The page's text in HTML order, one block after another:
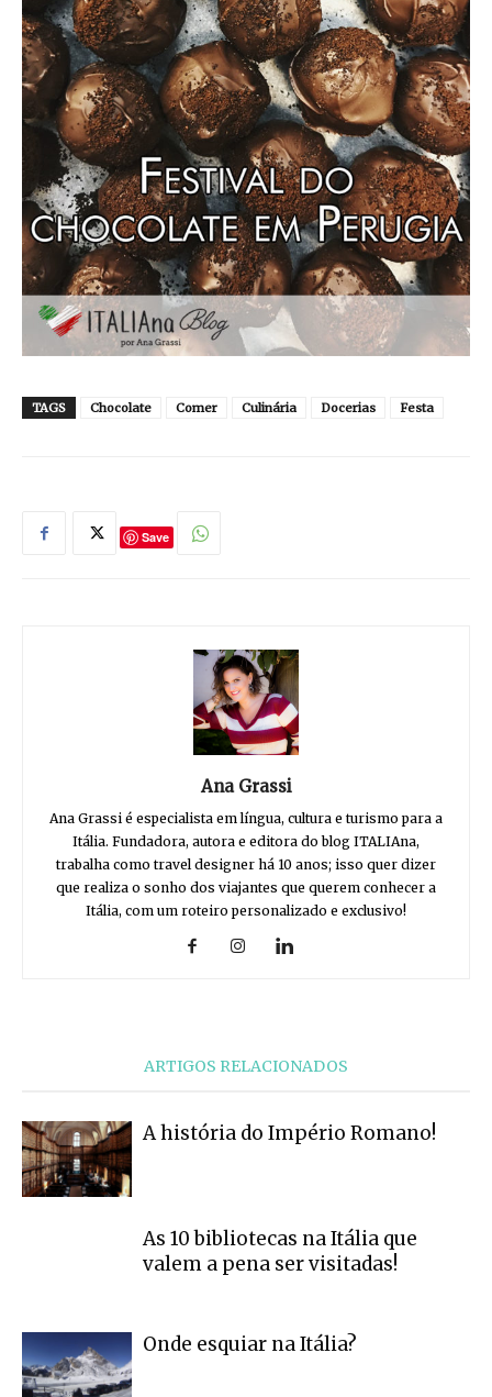
TAGS Chocolate Comer Culinária Docerias Festa
Save
Ana Grassi
Ana Grassi é especialista em língua, cultura e turismo para a
Itália. Fundadora, autora e editora do blog ITALIAna,
trabalha como travel designer há 10 anos; isso quer dizer
que realiza o sonho dos viajantes que querem conhecer a
Itália, com um roteiro personalizado e exclusivo!
ARTIGOS RELACIONADOS
A história do Império Romano!
As 10 bibliotecas na Itália que
valem a pena ser visitadas!
Onde esquiar na Itália?